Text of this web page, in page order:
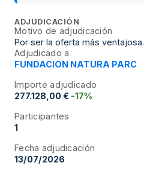
ADJUDICACIÓN
Motivo de adjudicación
Por ser la oferta más ventajosa.
Adjudicado a
FUNDACION NATURA PARC
Importe adjudicado
277.128,00 € -17%
Participantes
1
Fecha adjudicación
13/07/2026